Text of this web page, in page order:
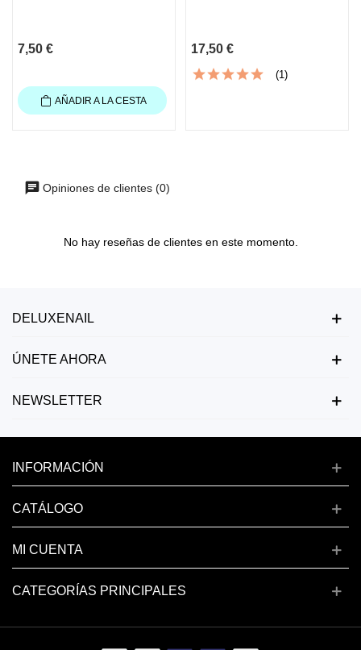
7,50 €
AÑADIR A LA CESTA
17,50 €
(1)
Opiniones de clientes (0)
No hay reseñas de clientes en este momento.
DELUXENAIL
ÚNETE AHORA
NEWSLETTER
INFORMACIÓN
CATÁLOGO
MI CUENTA
CATEGORÍAS PRINCIPALES